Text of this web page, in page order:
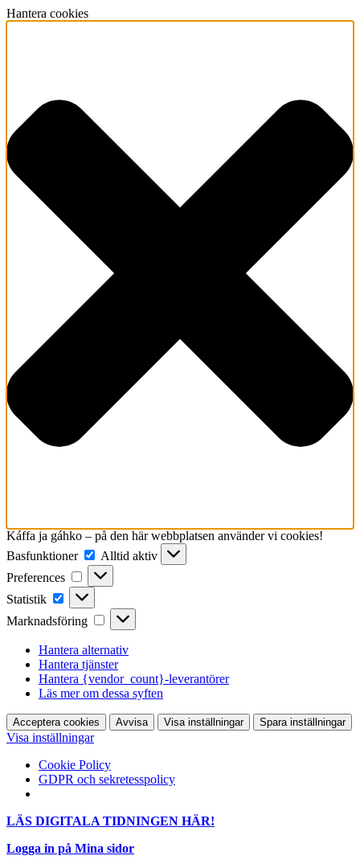
Hantera cookies
Káffa ja gáhko – på den här webbplatsen använder vi cookies!
Basfunktioner
Basfunktioner
Alltid aktiv
Preferences
Preferences
Statistik Statistik
Marknadsföring Marknadsföring
Hantera alternativ
Hantera tjänster
Hantera {vendor_count}-leverantörer
Läs mer om dessa syften
Acceptera cookies Avvisa Visa inställningar Spara inställningar
Visa inställningar
Cookie Policy
GDPR och sekretesspolicy
LÄS DIGITALA TIDNINGEN HÄR!
Logga in på Mina sidor